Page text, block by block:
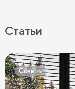
Кровати 120 х 200
Кровати 140 х 200
Статьи
Советы